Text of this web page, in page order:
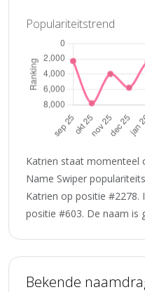
Populariteitstrend
Katrien staat momenteel
Name Swiper
Katrien op positie #2278.
positie #603. De naam is
Bekende